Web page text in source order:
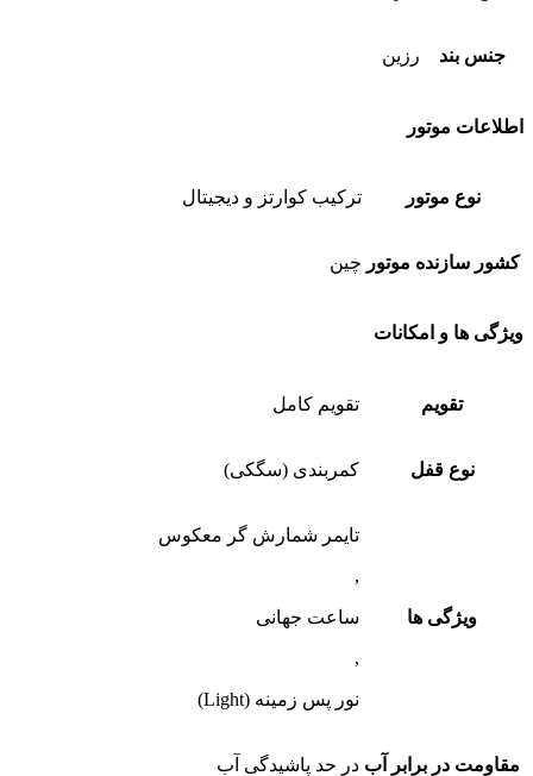
جنس بند رزین
اطلاعات موتور
نوع موتور ترکیب کوارتز و دیجیتال
کشور سازنده موتور چین
ویژگی ها و امکانات
تقویم تقویم کامل
نوع قفل کمربندی (سگکی)
ویژگی ها
تایمر شمارش گر معکوس
,
ساعت جهانی
,
نور پس زمینه (Light)
مقاومت در برابر آب در حد پاشیدگی آب